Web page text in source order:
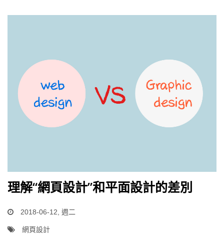
理解“網頁設計”和平面設計的差別
2018-06-12, 週二
網頁設計